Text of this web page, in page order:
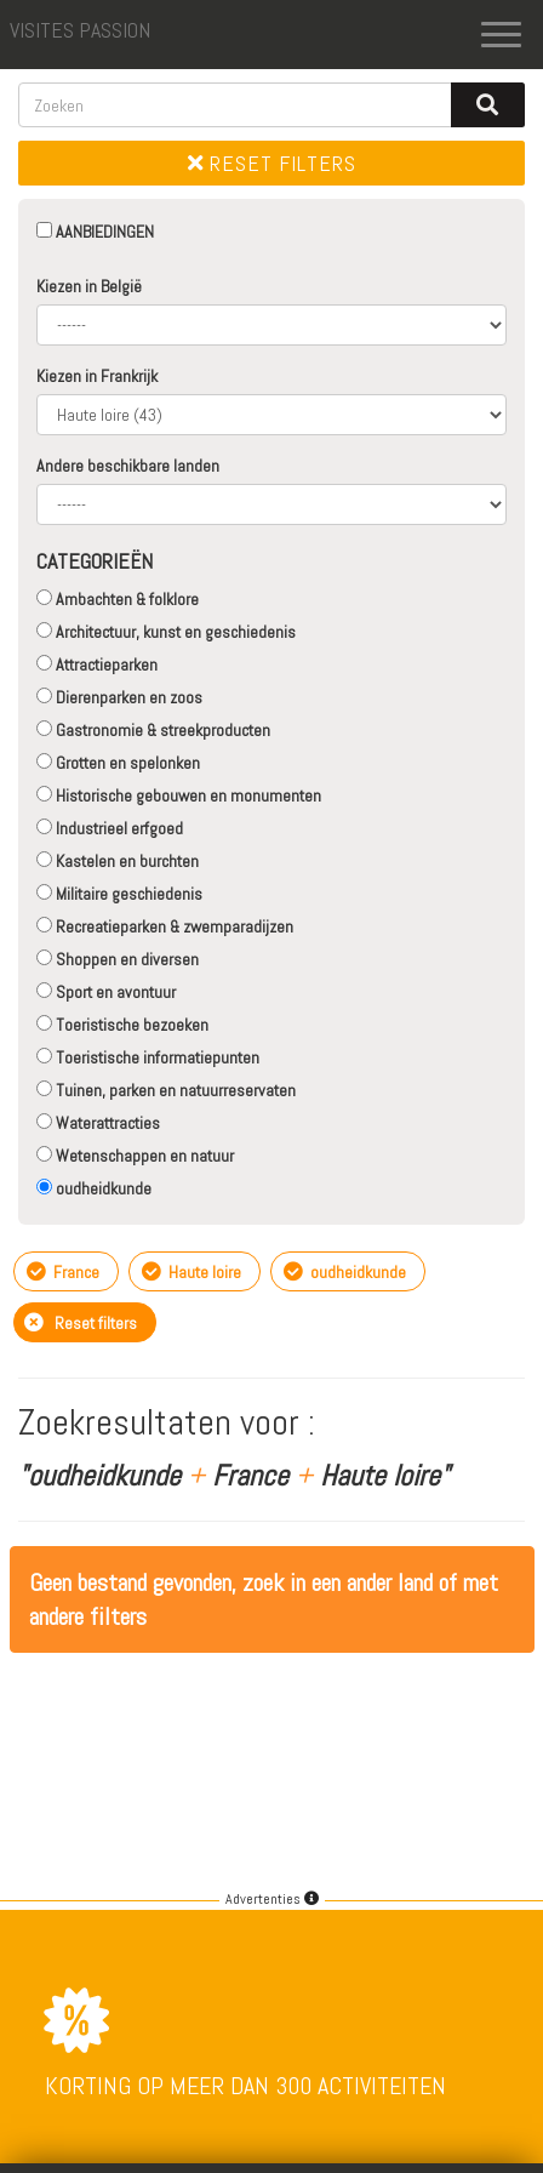
VISITES PASSION
RESET FILTERS
AANBIEDINGEN
Kiezen in België
Kiezen in Frankrijk
Andere beschikbare landen
CATEGORIEËN
Ambachten & folklore
Architectuur, kunst en geschiedenis
Attractieparken
Dierenparken en zoos
Gastronomie & streekproducten
Grotten en spelonken
Historische gebouwen en monumenten
Industrieel erfgoed
Kastelen en burchten
Militaire geschiedenis
Recreatieparken & zwemparadijzen
Shoppen en diversen
Sport en avontuur
Toeristische bezoeken
Toeristische informatiepunten
Tuinen, parken en natuurreservaten
Waterattracties
Wetenschappen en natuur
oudheidkunde
France Haute loire oudheidkunde
Reset filters
Zoekresultaten voor :
"oudheidkunde +France +Haute loire"
Geen bestand gevonden, zoek in een ander land of met
andere filters
Advertenties
KORTING OP MEER DAN 300 ACTIVITEITEN